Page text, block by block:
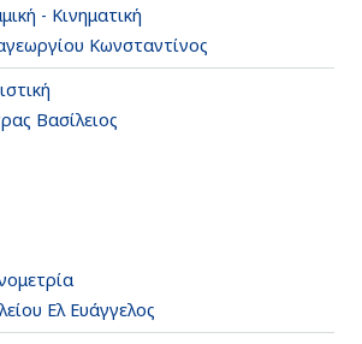
- Κινηματική
Κωνσταντίνος
Βασίλειος
Ελ Ευάγγελος